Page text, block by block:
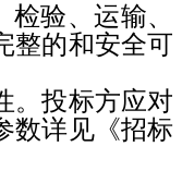
验、运输、
整的和安全可
。投标方应对
数详见《招标